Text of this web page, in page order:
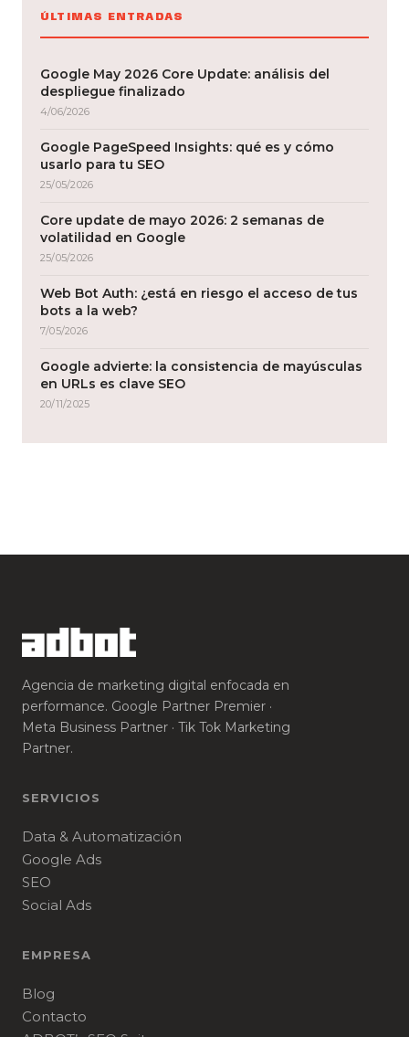
ÚLTIMAS ENTRADAS
Google May 2026 Core Update: análisis del
despliegue finalizado
4/06/2026
Google PageSpeed Insights: qué es y cómo
usarlo para tu SEO
25/05/2026
Core update de mayo 2026: 2 semanas de
volatilidad en Google
25/05/2026
Web Bot Auth: ¿está en riesgo el acceso de tus
bots a la web?
7/05/2026
Google advierte: la consistencia de mayúsculas
en URLs es clave SEO
20/11/2025
Agencia de marketing digital enfocada en
performance. Google Partner Premier ·
Meta Business Partner · Tik Tok Marketing
Partner.
SERVICIOS
Data & Automatización
Google Ads
SEO
Social Ads
EMPRESA
Blog
Contacto